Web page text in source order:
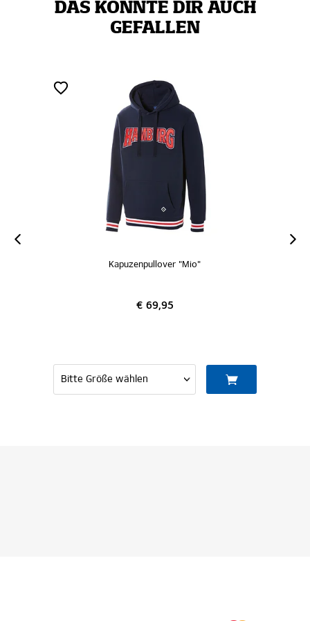
DAS KÖNNTE DIR AUCH
GEFALLEN
Kapuzenpullover "Mio"
€ 69,95